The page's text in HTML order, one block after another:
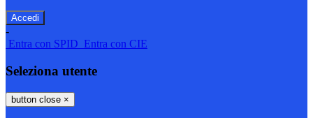
-
Entra con SPID Entra con CIE
Seleziona utente
button close ×